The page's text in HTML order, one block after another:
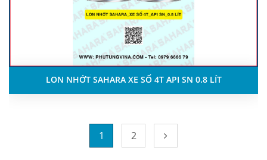
LON NHỚT SAHARA XE SỐ 4T API SN 0.8 LÍT
1 2